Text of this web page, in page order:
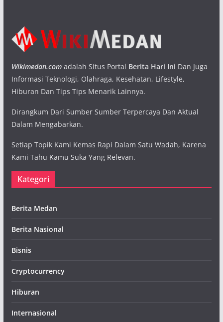
Wikimedan.comadalah Situs Portal Berita Hari Ini Dan Juga
Informasi Teknologi, Olahraga, Kesehatan, Lifestyle,
Hiburan Dan Tips Tips Menarik Lainnya.
Dirangkum Dari Sumber Sumber Terpercaya Dan Aktual
Dalam Mengabarkan.
Setiap Topik Kami Kemas Rapi Dalam Satu Wadah, Karena
Kami Tahu Kamu Suka Yang Relevan.
Kategori
Berita Medan
Berita Nasional
Bisnis
Cryptocurrency
Hiburan
Internasional